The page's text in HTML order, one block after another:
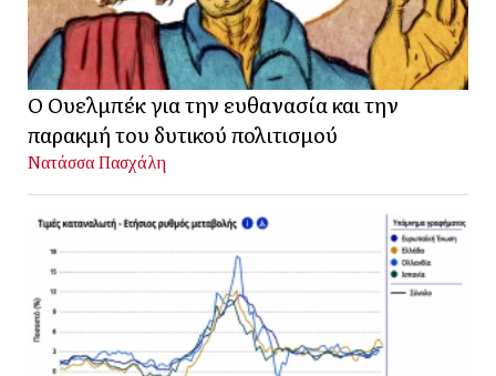
Ο Ουελμπέκ για την ευθανασία και την
παρακμή του δυτικού πολιτισμού
Νατάσσα Πασχάλη